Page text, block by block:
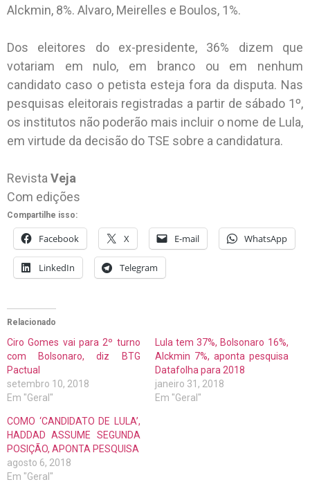
Alckmin, 8%. Alvaro, Meirelles e Boulos, 1%.
Dos eleitores do ex-presidente, 36% dizem que
votariam em nulo, em branco ou em nenhum
candidato caso o petista esteja fora da disputa. Nas
pesquisas eleitorais registradas a partir de sábado 1º,
os institutos não poderão mais incluir o nome de Lula,
em virtude da decisão do TSE sobre a candidatura.
RevistaVeja
Com edições
Compartilhe isso:
Facebook X E-mail WhatsApp
LinkedIn Telegram
Relacionado
Ciro Gomes vai para 2º turno
com Bolsonaro, diz BTG
Pactual
setembro 10, 2018
Em "Geral"
Lula tem 37%, Bolsonaro 16%,
Alckmin 7%, aponta pesquisa
Datafolha para 2018
janeiro 31, 2018
Em "Geral"
COMO ‘CANDIDATO DE LULA’,
HADDAD ASSUME SEGUNDA
POSIÇÃO, APONTA PESQUISA
agosto 6, 2018
Em "Geral"